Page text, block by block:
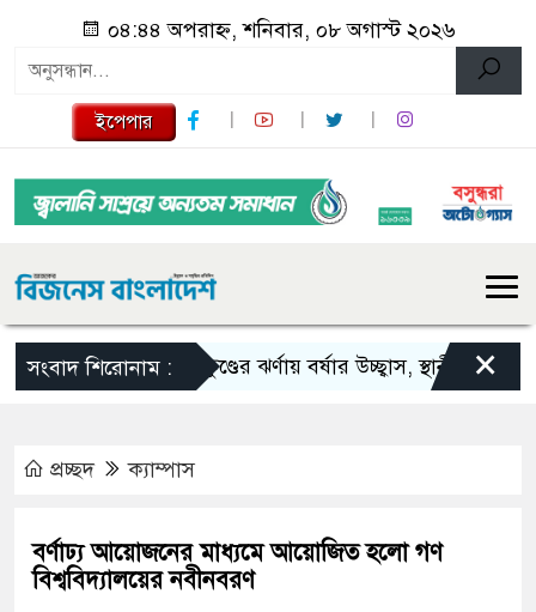
০৪:৪৪ অপরাহ্ন, শনিবার, ০৮ অগাস্ট ২০২৬
ইপেপার
সংবাদ শিরোনাম :
সীতাকুণ্ডের ঝর্ণায় বর্ষার উচ্ছ্বাস, স্থানীয় অর্থনীতিতে
×
প্রচ্ছদ ক্যাম্পাস
বর্ণাঢ্য আয়োজনের মাধ্যমে আয়োজিত হলো গণ
বিশ্ববিদ্যালয়ের নবীনবরণ